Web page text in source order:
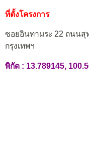
ที่ตั้งโครงการ
ซอยอินทามระ 22 ถนนสุ
กรุงเทพฯ
พิกัด : 13.789145,